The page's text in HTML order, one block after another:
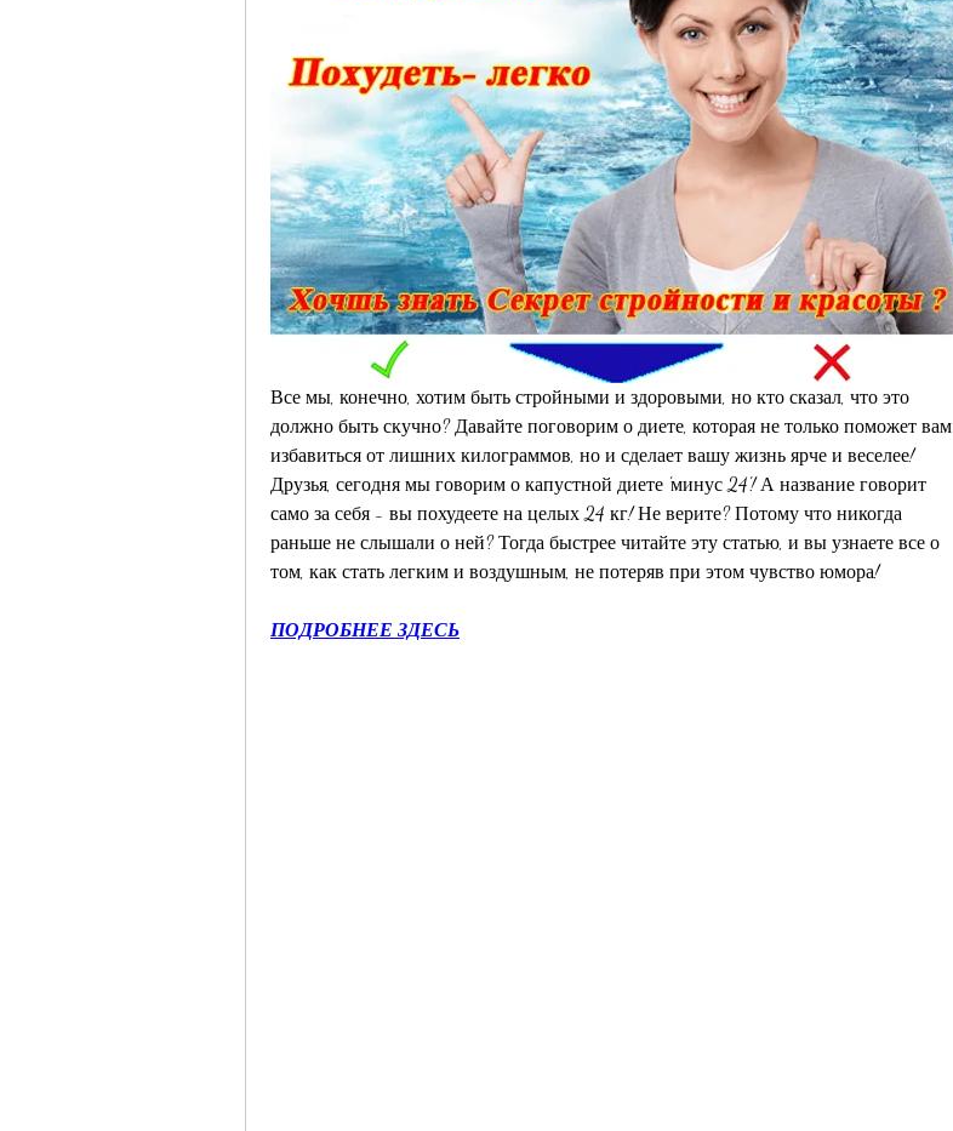
Все мы, конечно, хотим быть стройными и здоровыми, но кто сказал, что это
должно быть скучно? Давайте поговорим о диете, которая не только поможет вам
избавиться от лишних килограммов, но и сделает вашу жизнь ярче и веселее!
Друзья, сегодня мы говорим о капустной диете 'минус 24'! А название говорит
само за себя - вы похудеете на целых 24 кг! Не верите? Потому что никогда
раньше не слышали о ней? Тогда быстрее читайте эту статью, и вы узнаете все о
том, как стать легким и воздушным, не потеряв при этом чувство юмора!
ПОДРОБНЕЕ ЗДЕСЬ